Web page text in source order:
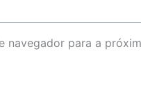
navegador para a